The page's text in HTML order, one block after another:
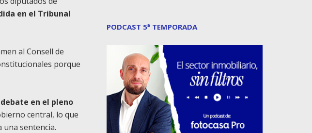
en el Tribunal
al Consell de
porque
en el pleno
central, lo que
sentencia.
PODCAST 5ª TEMPORADA